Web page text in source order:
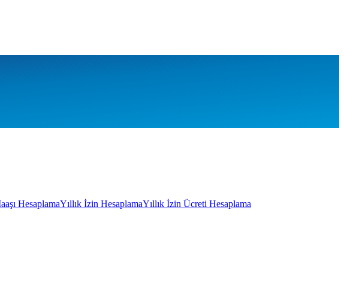
HesaplamaYıllık İzin HesaplamaYıllık İzin Ücreti Hesaplama